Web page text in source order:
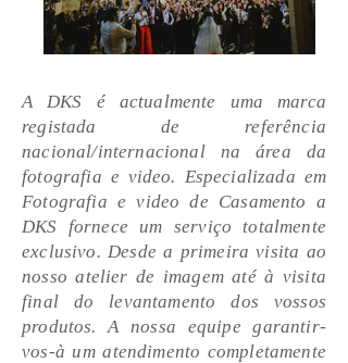
A DKS é actualmente uma marca
registada de referência
nacional/internacional na área da
fotografia e video. Especializada em
Fotografia e video de Casamento a
DKS fornece um serviço totalmente
exclusivo. Desde a primeira visita ao
nosso atelier de imagem até à visita
final do levantamento dos vossos
produtos. A nossa equipe garantir-
vos-à um atendimento completamente